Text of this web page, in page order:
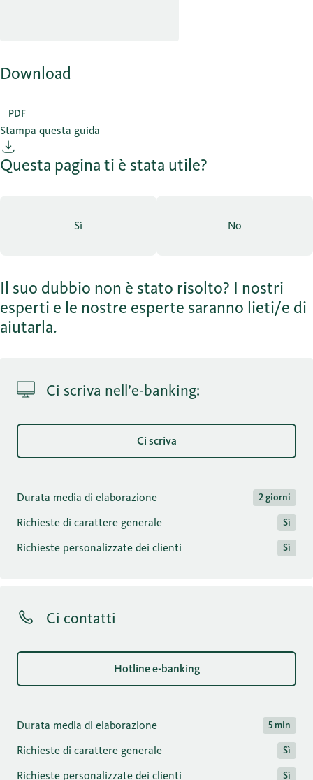
Download
PDF
Stampa questa guida
Questa pagina ti è stata utile?
Sì No
Il suo dubbio non è stato risolto? I nostri
esperti e le nostre esperte saranno lieti/e di
aiutarla.
Ci scriva nell’e-banking:
Ci scriva
Durata media di elaborazione 2 giorni
Richieste di carattere generale Sì
Richieste personalizzate dei clienti Sì
Ci contatti
Hotline e-banking
Durata media di elaborazione 5 min
Richieste di carattere generale Sì
Richieste personalizzate dei clienti Sì